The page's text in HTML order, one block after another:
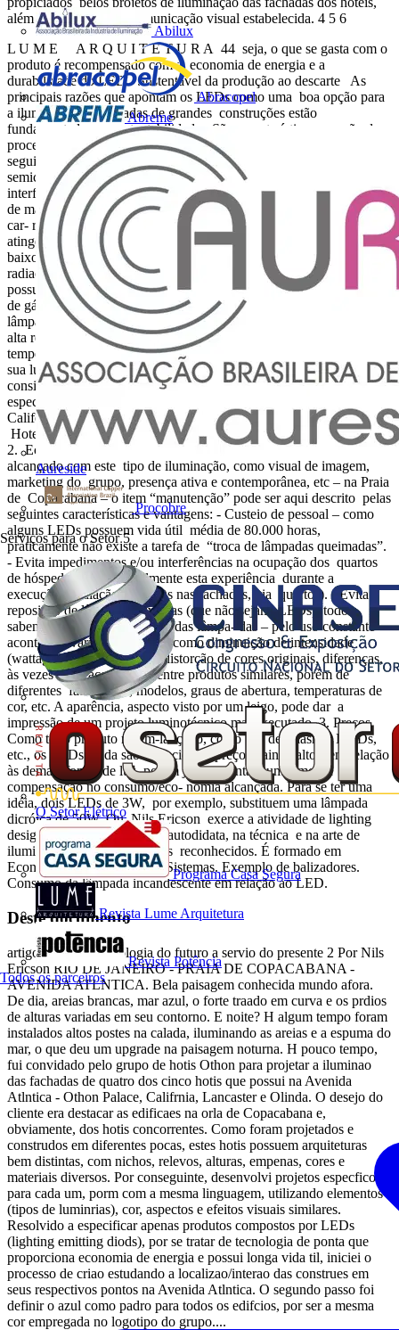
Abilux
Abracopel
Abreme
Aureside
Procobre
Serviços para o Setor 5
O Setor Elétrico
Programa Casa Segura
Revista Lume Arquitetura
Revista Potência
Todos os parceiros
além da estética e da comunicação visual estabelecida. 4 5 6
L U M E A R Q U I T E T U R A 44 seja, o que se gasta com o
produto é recompensado com a economia de energia e a
durabilidade do LED. Sustentável da produção ao descarte As
principais razões que apontam os LEDs como uma boa opção para
a iluminação de fachadas de grandes construções estão
fundamentadas na sustentabilidade. São características que vão do
processo de fabricação do equipamento, ao uso e até ao descarte. A
seguir, um breve descritivo: Produção: o LED é um diodo
semicondutor que, energi- zado, emite luz visível. Sua produção não
interfere nem causa prejuízos ao meio ambiente. Utiliza dois tipos
de materiais semicondutores, um carregado positivamente e outro
car- regado negativamente. Quando um elétron de carga negativa
atinge uma lacuna de carga positiva, ele decai para um nível mais
baixo de energia, liberando um fóton de luz. Uso: não emite
radiações infravermelhas e ultravioletas; consome pouca energia;
possui longa vida útil; possibilita reduzir a quantidade de emissões
de gás carbônico por meio de substituição, por exemplo, das
lâmpadas das casas e das ruas; tem excelente estabilidade térmica,
alta resistência a impactos e vibrações; é estável em diferentes
temperaturas; possui alta eficiência de cor; pequenas dimensões e
sua luz não desbota roupas ou obras de arte, etc. Degradação: é
considerado lixo comum, portanto não precisa de tratamento
especial. Benefícios: 1. Baixo consumo de energia: Hotel
Califórnia – 16W Hotel Lancaster – 54W Othon Palace – 100W
Hotel Olinda – 94W( ) ( ) O projeto foi executado parcialmente.
2. Economia com manutenção Considerando o objetivo a ser
alcançado com este tipo de iluminação, como visual de imagem,
marketing do grupo, presença ativa e contemporânea, etc – na Praia
de Copacabana – o item “manutenção” pode ser aqui descrito pelas
seguintes características e vantagens: - Custeio de pessoal – como
alguns LEDs possuem vida útil média de 80.000 horas,
praticamente não existe a tarefa de “troca de lâmpadas queimadas”.
- Evita impedimentos e/ou interferências na ocupação dos quartos
de hóspedes (tive pessoalmente esta experiência durante a
execução/instalação de LEDs nas fachadas, via quartos). - Evita
reposição de lâmpadas diversas (que não sejam LEDs); todos
sabem que durante a vida útil das lâmpa- das – pelo uso constante –
acontecem várias alterações, como diminuição de intensidade
(wattagem), mudança e/ ou distorção de cores originais, diferenças,
às vezes bem acentuadas, entre produtos similares, porém de
diferentes fabricantes, modelos, graus de abertura, temperaturas de
cor, etc. A aparência, aspecto visto por um leigo, pode dar a
impressão de um projeto luminotécnico mal executado. 3. Preços
Como todo produto recém-lançado, como TV de Plasma, DVDs,
etc., os LEDs ainda são oferecidos a preços ainda altos, em relação
às demais fontes de luz, porém já apresentam uma imensa
compensação no consumo/eco- nomia alcançada. Para se ter uma
idéia, dois LEDs de 3W, por exemplo, substituem uma lâmpada
dicróica de 50W. Ou Nils Ericson exerce a atividade de lighting
designer desde 1976, como autodidata, na técnica e na arte de
iluminar, com muitos projetos reconhecidos. É formado em
Economia e Engenharia de Sistemas. Exemplo de balizadores.
Consumo da lâmpada incandescente em relação ao LED.
Deste documento
artigo 1 LEDs Tecnologia do futuro a servio do presente 2 Por Nils
Ericson RIO DE JANEIRO - PRAIA DE COPACABANA -
AVENIDA ATLNTICA. Bela paisagem conhecida mundo afora.
De dia, areias brancas, mar azul, o forte traado em curva e os prdios
de alturas variadas em seu contorno. E noite? H algum tempo foram
instalados altos postes na calada, iluminando as areias e a espuma do
mar, o que deu um upgrade na paisagem noturna. H pouco tempo,
fui convidado pelo grupo de hotis Othon para projetar a iluminao
das fachadas de quatro dos cinco hotis que possui na Avenida
Atlntica - Othon Palace, Califrnia, Lancaster e Olinda. O desejo do
cliente era destacar as edificaes na orla de Copacabana e,
obviamente, dos hotis concorrentes. Como foram projetados e
construdos em diferentes pocas, estes hotis possuem arquiteturas
bem distintas, com nichos, relevos, alturas, empenas, cores e
materiais diversos. Por conseguinte, desenvolvi projetos especficos
para cada um, porm com a mesma linguagem, utilizando elementos
(tipos de luminrias), cor, aspectos e efeitos visuais similares.
Resolvido a especificar apenas produtos compostos por LEDs
(lighting emitting diods), por se tratar de tecnologia de ponta que
proporciona economia de energia e possui longa vida til, iniciei o
processo de criao estudando a localizao/interao das construes em
seus respectivos pontos na Avenida Atlntica. O segundo passo foi
definir o azul como padro para todos os edifcios, por ser a mesma
cor empregada no logotipo do grupo....